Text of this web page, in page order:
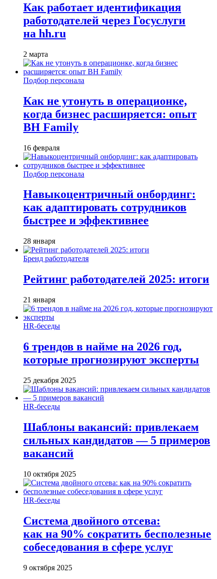
Как работает идентификация
работодателей через Госуслуги
на hh.ru
2 марта
Подбор персонала
Как не утонуть в операционке,
когда бизнес расширяется: опыт
BH Family
16 февраля
Подбор персонала
Навыкоцентричный онбординг:
как адаптировать сотрудников
быстрее и эффективнее
28 января
Бренд работодателя
Рейтинг работодателей 2025: итоги
21 января
HR-беседы
6 трендов в найме на 2026 год,
которые прогнозируют эксперты
25 декабря 2025
HR-беседы
Шаблоны вакансий: привлекаем
сильных кандидатов — 5 примеров
вакансий
10 октября 2025
HR-беседы
Система двойного отсева:
как на 90% сократить бесполезные
собеседования в сфере услуг
9 октября 2025